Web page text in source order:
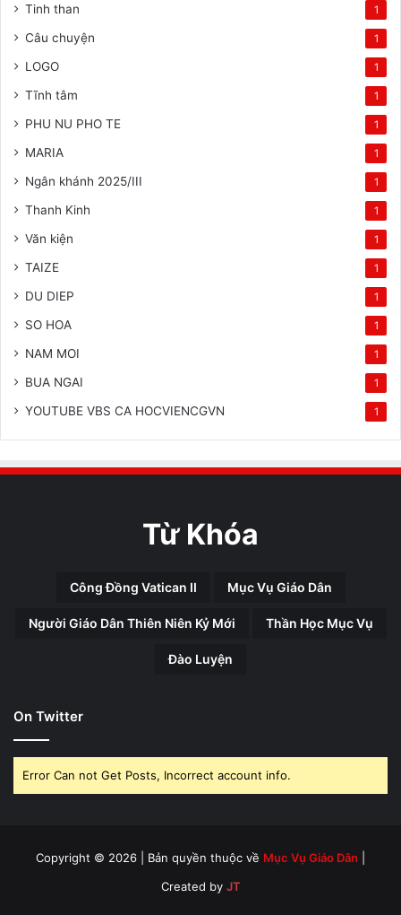
Tinh than 1
Câu chuyện 1
LOGO 1
Tĩnh tâm 1
PHU NU PHO TE 1
MARIA 1
Ngân khánh 2025/III 1
Thanh Kinh 1
Văn kiện 1
TAIZE 1
DU DIEP 1
SO HOA 1
NAM MOI 1
BUA NGAI 1
YOUTUBE VBS CA HOCVIENCGVN 1
Từ Khóa
Công Đồng Vatican II Mục Vụ Giáo Dân
Người Giáo Dân Thiên Niên Kỷ Mới Thần Học Mục Vụ
Đào Luyện
On Twitter
Error Can not Get Posts, Incorrect account info.
Copyright © 2026 | Bản quyền thuộc về Mục Vụ Giáo Dân
Created by JT